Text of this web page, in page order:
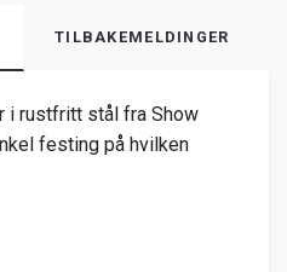
TILBAKEMELDINGER
i rustfritt stål fra Show
festing på hvilken